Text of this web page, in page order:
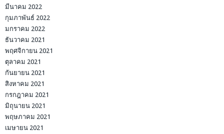
มีนาคม 2022
กุมภาพันธ์ 2022
มกราคม 2022
ธันวาคม 2021
พฤศจิกายน 2021
ตุลาคม 2021
กันยายน 2021
สิงหาคม 2021
กรกฎาคม 2021
มิถุนายน 2021
พฤษภาคม 2021
เมษายน 2021